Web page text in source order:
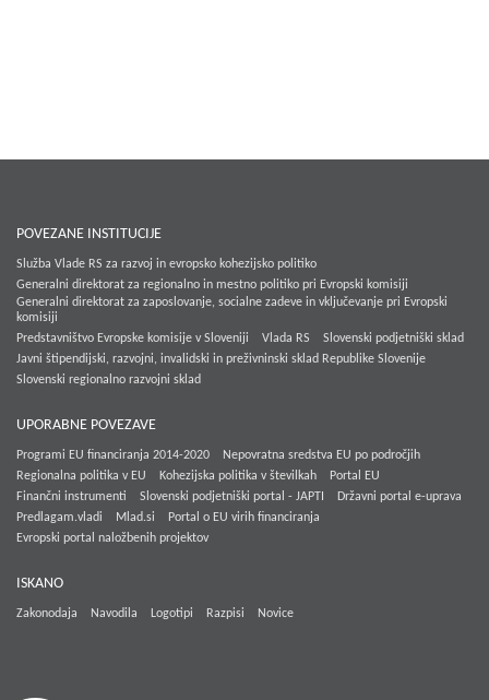
POVEZANE INSTITUCIJE
Služba Vlade RS za razvoj in evropsko kohezijsko politiko
Generalni direktorat za regionalno in mestno politiko pri Evropski komisiji
Generalni direktorat za zaposlovanje, socialne zadeve in vključevanje pri Evropski
komisiji
Predstavništvo Evropske komisije v Sloveniji
Vlada RS
Slovenski podjetniški sklad
Javni štipendijski, razvojni, invalidski in preživninski sklad Republike Slovenije
Slovenski regionalno razvojni sklad
UPORABNE POVEZAVE
Programi EU financiranja 2014-2020
Nepovratna sredstva EU po področjih
Regionalna politika v EU
Kohezijska politika v številkah
Portal EU
Finančni instrumenti
Slovenski podjetniški portal - JAPTI
Državni portal e-uprava
Predlagam.vladi
Mlad.si
Portal o EU virih financiranja
Evropski portal naložbenih projektov
ISKANO
Zakonodaja Navodila Logotipi Razpisi Novice